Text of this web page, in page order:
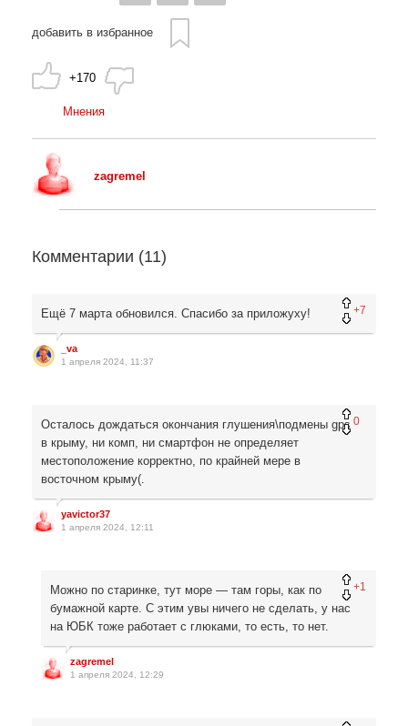
добавить в избранное
+170
Мнения
zagremel
Комментарии (11)
+7
Ещё 7 марта обновился. Спасибо за приложуху!
_va
1 апреля 2024, 11:37
0
Осталось дождаться окончания глушения\подмены gps
в крыму, ни комп, ни смартфон не определяет
местоположение корректно, по крайней мере в
восточном крыму(.
yavictor37
1 апреля 2024, 12:11
+1
Можно по старинке, тут море — там горы, как по
бумажной карте. С этим увы ничего не сделать, у нас
на ЮБК тоже работает с глюками, то есть, то нет.
zagremel
1 апреля 2024, 12:29